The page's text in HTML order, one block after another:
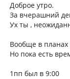
Доброе утро.
За вчерашний
Ух ты ,
Вообще в планах
Но пока есть
1пп был в 9:00